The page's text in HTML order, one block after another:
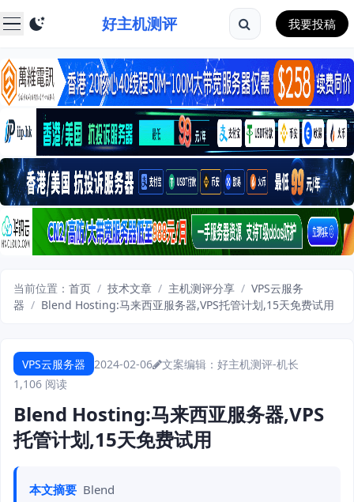
好主机测评 我要投稿
当前位置： 首页 / 技术文章 / 主机测评分享 / VPS云服务
器 / Blend Hosting:马来西亚服务器,VPS托管计划,15天免费试用
VPS云服务器 2024-02-06
文案编辑：好主机测评-机长
1,106 阅读
Blend Hosting:马来西亚服务器,VPS
托管计划,15天免费试用
本文摘要 Blend